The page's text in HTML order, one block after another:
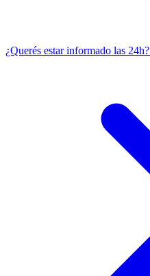
¿Querés estar informado las 24h?